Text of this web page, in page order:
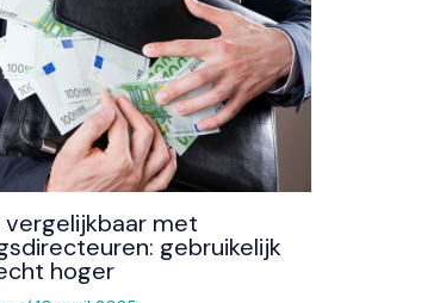
vergelijkbaar met
gebruikelijk
hoger